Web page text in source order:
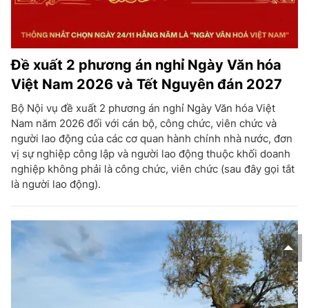
Đề xuất 2 phương án nghỉ Ngày Văn hóa
Việt Nam 2026 và Tết Nguyên đán 2027
Bộ Nội vụ đề xuất 2 phương án nghỉ Ngày Văn hóa Việt
Nam năm 2026 đối với cán bộ, công chức, viên chức và
người lao động của các cơ quan hành chính nhà nước, đơn
vị sự nghiệp công lập và người lao động thuộc khối doanh
nghiệp không phải là công chức, viên chức (sau đây gọi tắt
là người lao động).